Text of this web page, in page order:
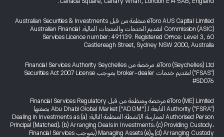
eToro AUS Capital Limited منظمة من قبل Australian Securities & Investments
Commission (ASIC) لتقديم الخدمات والمنتجات المالية. Australian Financial
Services Licence number: 491139. Registered Office: Level 3, 60
Castlereagh Street, Sydney NSW 2000, Australia
eToro (Seychelles) Ltd. مرخصة من Financial Services Authority Seychelles
("FSAS") لتقديم خدمات broker-dealer بموجب Securities Act 2007 License
#SD076
eToro (ME) Limited مرخصة ومنظمة من قبل Financial Services Regulatory
Authority ("FSRA") التابعة لـ Abu Dhabi Global Market (“ADGM”) بصفتها
Authorised Person لممارسة الأنشطة المنظمة التالية: (a) Dealing in Investments as
Principal (Matched)، (b) Arranging Deals in Investments، (c) Providing Custody،
(d) Arranging Custody و(e) Managing Assets (بموجب Financial Services